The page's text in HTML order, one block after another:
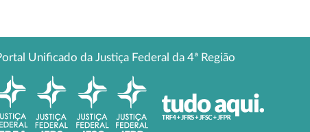
Unificado da Justiça Federal da 4ª Região